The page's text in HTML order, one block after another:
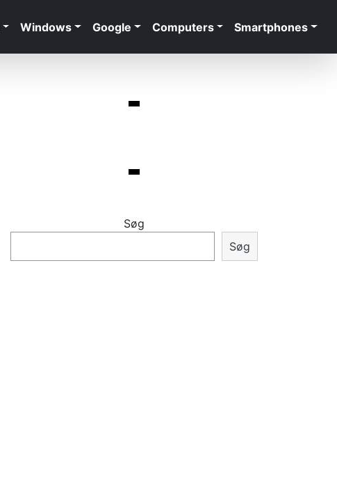
Windows Google Computers Smartphones
Søg
Søg